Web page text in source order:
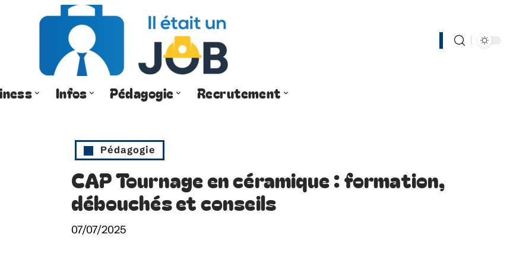
Infos Pédagogie Recrutement
Pédagogie
CAP Tournage en céramique : formation,
débouchés et conseils
07/07/2025